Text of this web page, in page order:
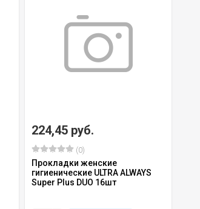
224,45 руб.
(0)
Прокладки женские
гигиенические ULTRA ALWAYS
Super Plus DUO 16шт